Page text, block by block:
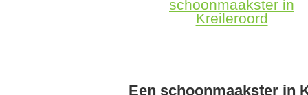
schoonmaakster in
Kreileroord
Een schoonmaakster in